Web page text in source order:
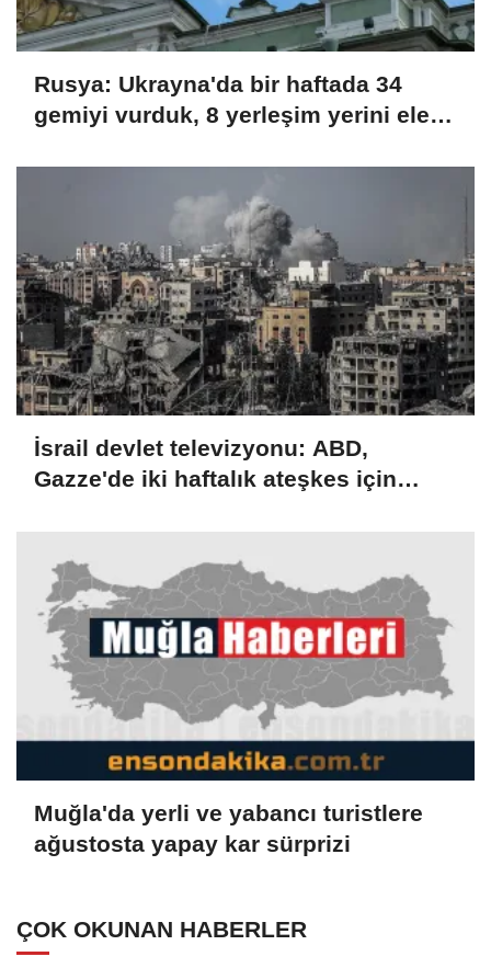
Rusya: Ukrayna'da bir haftada 34
gemiyi vurduk, 8 yerleşim yerini ele
İsrail devlet televizyonu: ABD,
Gazze'de iki haftalık ateşkes için
Muğla'da yerli ve yabancı turistlere
ağustosta yapay kar sürprizi
ÇOK OKUNAN HABERLER